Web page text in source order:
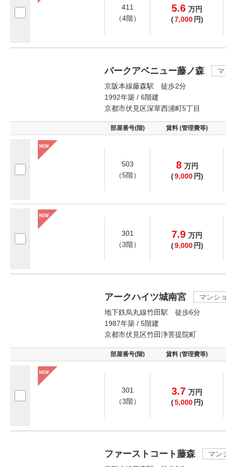
411
（4階）
5.6 万円
(7,000 円)
パークアベニュー藤ノ森
京阪本線藤森駅 徒歩2分
1992年築 / 6階建
京都市伏見区深草西浦町5丁目
部屋番号(階) 賃料 (管理費等)
503
（5階）
8 万円
(9,000 円)
301
（3階）
7.9 万円
(9,000 円)
アークハイツ城南宮
マンシ
地下鉄烏丸線竹田駅 徒歩6分
1987年築 / 5階建
京都市伏見区竹田浄菩提院町
部屋番号(階) 賃料 (管理費等)
301
（3階）
3.7 万円
(5,000 円)
ファーストコート藤森
マン